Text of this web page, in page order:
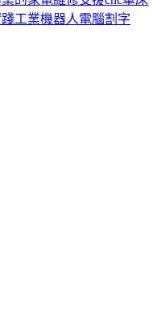
工業機器人電腦割字